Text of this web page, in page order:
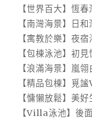
【世界百大】恆春
【南灣海景】日和
【寓教於樂】夜
【包棟泳池】初見
【浪滿海景】嵐翎
【精品包棟】覓
【慵懶放鬆】美
【Villa泳池】後